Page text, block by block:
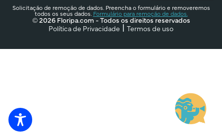
Solicitação de remoção de dados. Preencha o formulário e removeremos
todos os seus dados. Formulário para remoção de dados.
© 2026 Floripa.com - Todos os direitos reservados
Política de Privacidade
Termos de uso